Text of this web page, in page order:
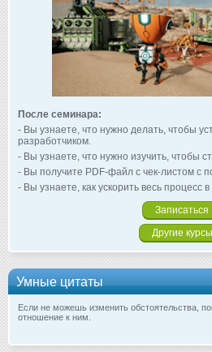
После семинара:
- Вы узнаете, что нужно делать, чтобы
разработчиком.
- Вы узнаете, что нужно изучить, чтобы
- Вы получите PDF-файл с чек-листом с
- Вы узнаете, как ускорить весь процесс в
Записаться
Другие курсы
Умные цитаты
Если не можешь изменить обстоятельства,
отношение к ним.